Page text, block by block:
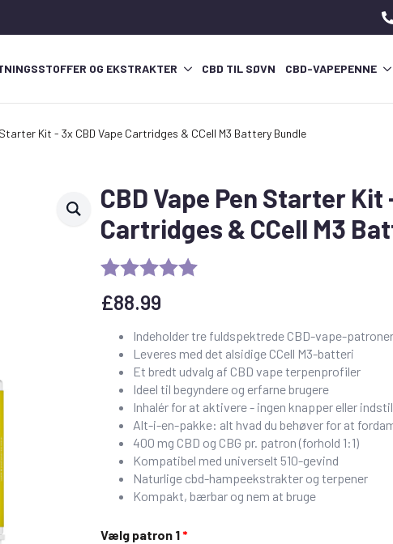
OG EKSTRAKTER CBD TIL SØVN CBD-VAPEPENNE
Kit - 3x CBD Vape Cartridges & CCell M3 Battery Bundle
CBD Vape Pen Starter Kit
Cartridges & CCell M3
£88.99
Indeholder tre fuldspektrede CBD-vape-patroner
Leveres med det alsidige CCell M3-batteri
Et bredt udvalg af CBD vape terpenprofiler
Ideel til begyndere og erfarne brugere
Inhalér for at aktivere - ingen knapper eller
Alt-i-en-pakke: alt hvad du behøver for at
400 mg CBD og CBG pr. patron (forhold 1:1)
Kompatibel med universelt 510-gevind
Naturlige cbd-hampeekstrakter og terpener
Kompakt, bærbar og nem at bruge
Vælg patron 1